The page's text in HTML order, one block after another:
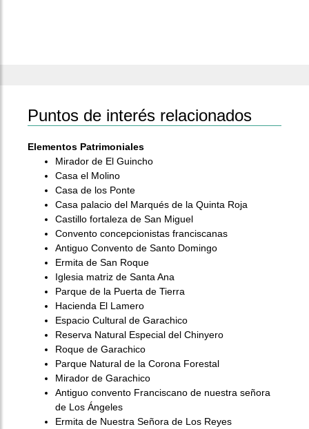
Puntos de interés relacionados
Elementos Patrimoniales
Mirador de El Guincho
Casa el Molino
Casa de los Ponte
Casa palacio del Marqués de la Quinta Roja
Castillo fortaleza de San Miguel
Convento concepcionistas franciscanas
Antiguo Convento de Santo Domingo
Ermita de San Roque
Iglesia matriz de Santa Ana
Parque de la Puerta de Tierra
Hacienda El Lamero
Espacio Cultural de Garachico
Reserva Natural Especial del Chinyero
Roque de Garachico
Parque Natural de la Corona Forestal
Mirador de Garachico
Antiguo convento Franciscano de nuestra señora
de Los Ángeles
Ermita de Nuestra Señora de Los Reyes